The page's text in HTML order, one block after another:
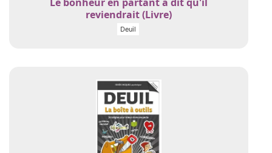
reviendrait (Livre)
Deuil